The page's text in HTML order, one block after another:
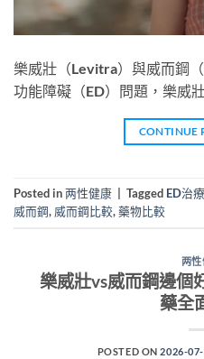
樂威壯（Levitra）與威而鋼
功能障礙（ED）問題，樂威
CONTINUE
Posted in两性健康 Tagged ED治療
威而鋼, 威而鋼比較,藥物比較
两
樂威壯vs威而鋼邊個
藥全
POSTED ON2026-